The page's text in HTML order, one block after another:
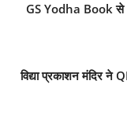
GS Yodha Book से
विद्या प्रकाशन मंदिर